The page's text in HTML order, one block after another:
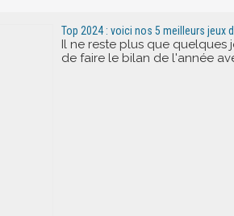
Top 2024 : voici nos 5 meilleurs jeux
Il ne reste plus que quelques
de faire le bilan de l'année